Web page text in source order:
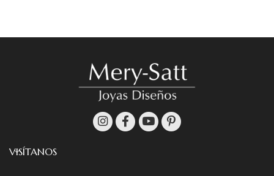
VISÍTANOS